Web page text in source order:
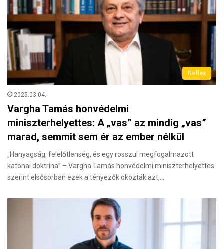
Reflex
2025.03.04.
Vargha Tamás honvédelmi
miniszterhelyettes: A „vas” az mindig „vas”
marad, semmit sem ér az ember nélkül
„Hanyagság, felelőtlenség, és egy rosszul megfogalmazott
katonai doktrína” – Vargha Tamás honvédelmi miniszterhelyettes
szerint elsősorban ezek a tényezők okozták azt,…